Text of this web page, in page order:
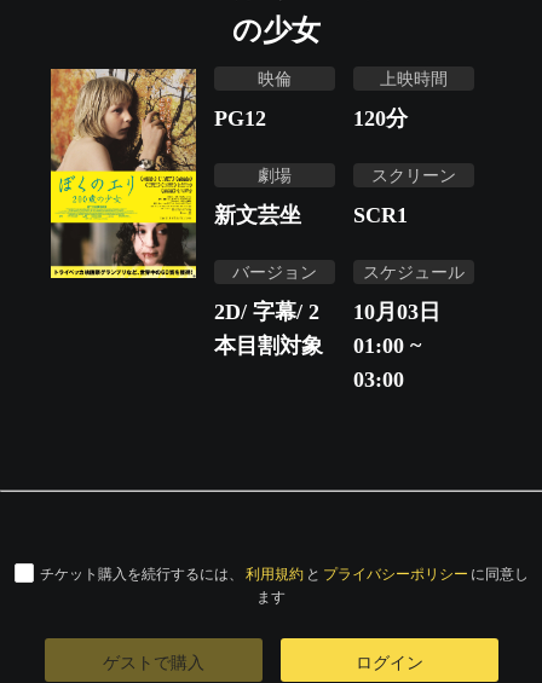
の少女
映倫
PG12
上映時間
120分
劇場
新文芸坐
スクリーン
SCR1
バージョン
2D/ 字幕/ 2
本目割対象
スケジュール
10月03日
01:00 ~
03:00
チケット購入を続行するには、 利用規約 と プライバシーポリシー に同意し
ます
ゲストで購入 ログイン